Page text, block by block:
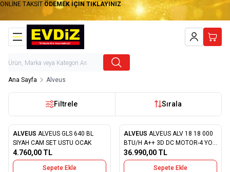
ONLİNE TAKSİT ÖDEMEK İÇİN TIKLAYINIZ
Hesabım
Ana Sayfa Alveus
Filtrele Sırala
Favorilere Ekle
ALVEUS ALVEUS GLS 640 BL
SIYAH CAM SET USTU OCAK
4.760,00 TL
Sepete Ekle
Favorilere Ekle
ALVEUS ALVEUS ALV 18 18 000
BTU/H A++ 3D DC MOTOR-4 YON
UFLEME-TURBO-SESSIZ VE ECO
MOD KLIMA
36.990,00 TL
Sepete Ekle